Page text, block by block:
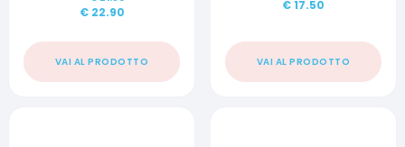
€ 22.90
VAI AL PRODOTTO
€17.50
VAI AL PRODOTTO